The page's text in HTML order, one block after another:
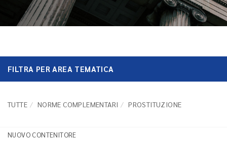
FILTRA PER AREA TEMATICA
TUTTE NORME COMPLEMENTARI PROSTITUZIONE
NUOVO CONTENITORE